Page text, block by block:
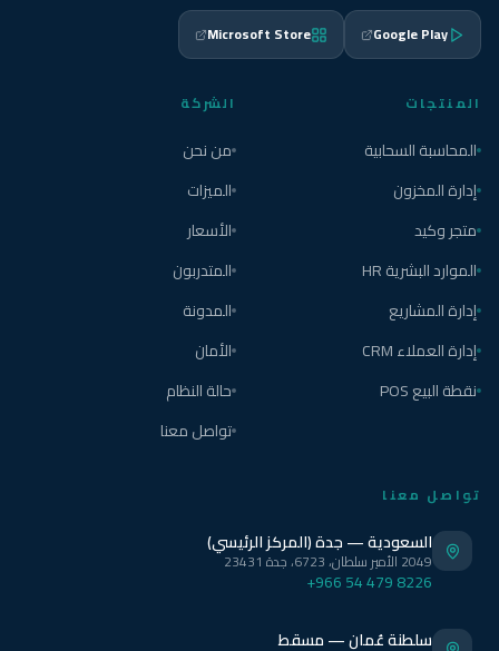
Google Play
Microsoft Store
المنتجات
المحاسبة السحابية
إدارة المخزون
متجر وكيد
الموارد البشرية HR
إدارة المشاريع
إدارة العملاء CRM
نقطة البيع POS
الشركة
من نحن
الميزات
الأسعار
المتدربون
المدونة
الأمان
حالة النظام
تواصل معنا
تواصل معنا
السعودية — جدة (المركز الرئيسي)
2049 الأمير سلطان، 6723، جدة 23431
+966 54 479 8226
سلطنة عُمان — مسقط